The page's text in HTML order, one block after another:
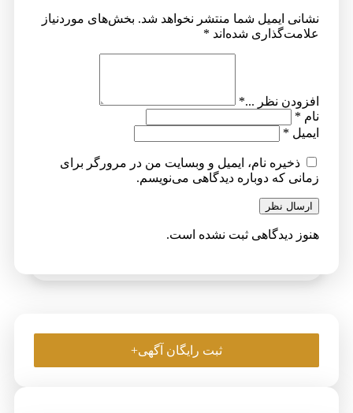
نشانی ایمیل شما منتشر نخواهد شد. بخش‌های موردنیاز
علامت‌گذاری شده‌اند *
افزودن نظر ...*
نام *
ایمیل *
ذخیره نام، ایمیل و وبسایت من در مرورگر برای
زمانی که دوباره دیدگاهی می‌نویسم.
ارسال نظر
هنوز دیدگاهی ثبت نشده است.
ثبت رایگان آگهی+